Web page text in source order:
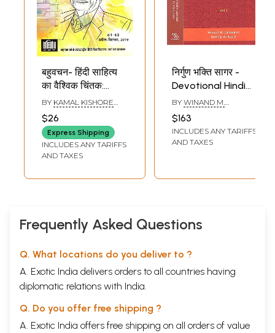
बहुवचन- हिंदी साहित्य
का वैश्विक चिंतक:
Bahuvachan- A
Global Thinker of
Hindi Literature:
International
Quarterly
Issue: 61-62 (April-
BY KAMAL KISHORE
$26
Express Shipping
INCLUDES ANY TARIFFS
AND TAXES
निर्गुण भक्ति सागर -
Devotional Hindi
Literature (Set of
2 Volumes)
BY WINAND M.
BART OP DE BEECK
$163
INCLUDES ANY TARIFFS
AND TAXES
Frequently Asked Questions
Q. What locations do you deliver to ?
A. Exotic India delivers orders to all countries having
diplomatic relations with India.
Q. Do you offer free shipping ?
A. Exotic India offers free shipping on all orders of value